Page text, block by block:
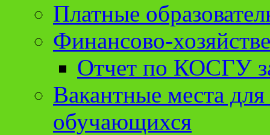
Платные
Финансово-
Отчет по КОСГУ
Вакантные места
обучающихся